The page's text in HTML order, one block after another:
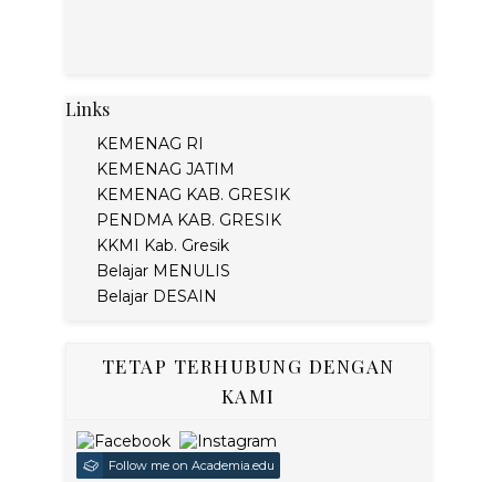
Links
KEMENAG RI
KEMENAG JATIM
KEMENAG KAB. GRESIK
PENDMA KAB. GRESIK
KKMI Kab. Gresik
Belajar MENULIS
Belajar DESAIN
TETAP TERHUBUNG DENGAN
KAMI
Follow me on Academia.edu